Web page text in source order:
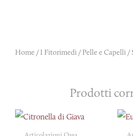
Home /I Fitorimedi /Pelle e Capelli /
Prodotti